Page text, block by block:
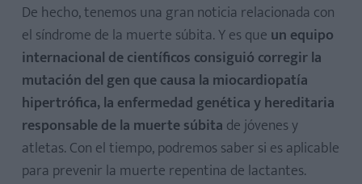
De hecho, tenemos una gran noticia relacionada con
el síndrome de la muerte súbita. Y es que un equipo
internacional de científicos consiguió corregir la
mutación del gen que causa la miocardiopatía
hipertrófica, la enfermedad genética y hereditaria
responsable de la muerte súbita de jóvenes y
atletas. Con el tiempo, podremos saber si es aplicable
para prevenir la muerte repentina de lactantes.